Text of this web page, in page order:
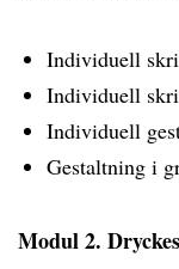
Individuell
Individuell
Individuell
Gestaltning i
Modul 2.